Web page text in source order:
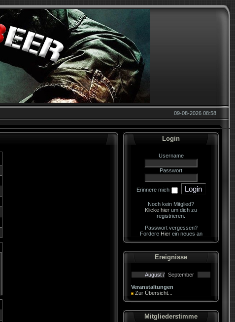
09-08-2026 08:58
Login
Username
Passwort
Erinnere mich
Noch kein Mitglied?
Klicke hier um dich zu
registrieren.
Passwort vergessen?
Fordere Hierein neues an
Ereignisse
August / September
Veranstaltungen
Zur Übersicht...
Mitgliederstimme